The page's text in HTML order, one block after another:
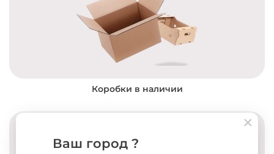
Коробки в наличии
Ваш город ?